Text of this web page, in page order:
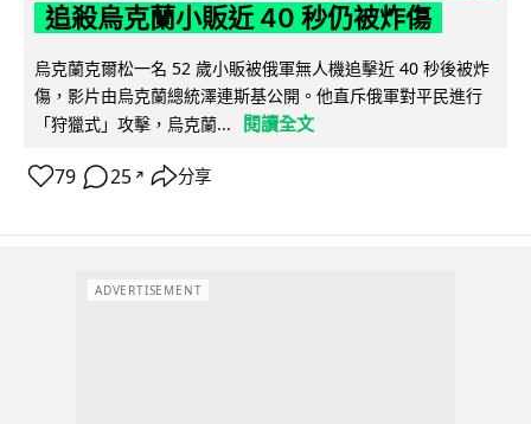
追殺烏克蘭小販近 40 秒仍被炸傷
烏克蘭克爾松一名 52 歲小販被俄軍無人機追擊近 40 秒後被炸
傷，影片由烏克蘭總統澤連斯基公開。他直斥俄軍對平民進行
「狩獵式」攻擊，烏克蘭...
閱讀全文
79 25 ↗ 分享
ADVERTISEMENT